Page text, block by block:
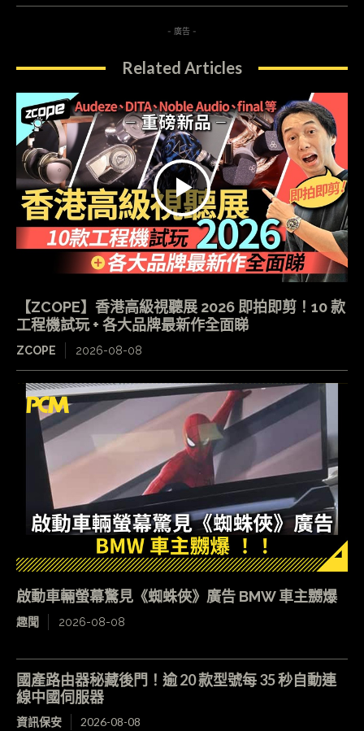
- 廣告 -
Related Articles
【ZCOPE】香港高級視聽展 2026 即拍即剪！10 款
工程機試玩 + 各大品牌最新作全面睇
ZCOPE 2026-08-08
啟動車輛螢幕驚見《蜘蛛俠》廣告 BMW 車主嬲爆
趣聞 2026-08-08
國產路由器秘藏後門！逾 20 款型號每 35 秒自動連
線中國伺服器
資訊保安 2026-08-08